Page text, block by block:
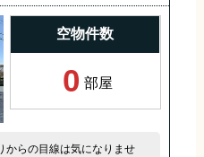
空物件数
0 部屋
からの目線は気になりませ